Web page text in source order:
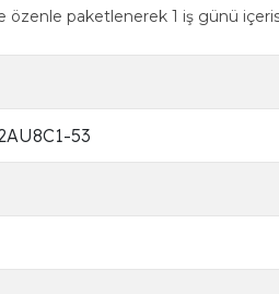
özenle paketlenerek 1 iş günü
53